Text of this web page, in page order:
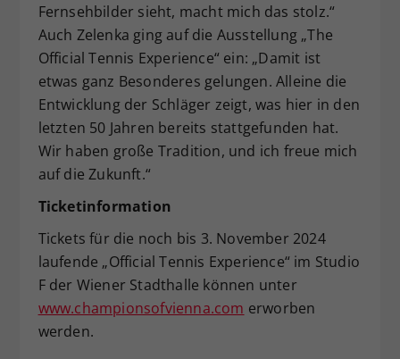
Fernsehbilder sieht, macht mich das stolz.“
Auch Zelenka ging auf die Ausstellung „The
Official Tennis Experience“ ein: „Damit ist
etwas ganz Besonderes gelungen. Alleine die
Entwicklung der Schläger zeigt, was hier in den
letzten 50 Jahren bereits stattgefunden hat.
Wir haben große Tradition, und ich freue mich
auf die Zukunft.“
Ticketinformation
Tickets für die noch bis 3. November 2024
laufende „Official Tennis Experience“ im Studio
F der Wiener Stadthalle können unter
www.championsofvienna.com erworben
werden.